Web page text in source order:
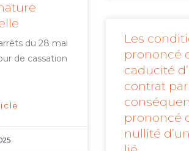
du 28 mai
de cassation
Les
prononcé
caducité
contrat
prononcé
nullité